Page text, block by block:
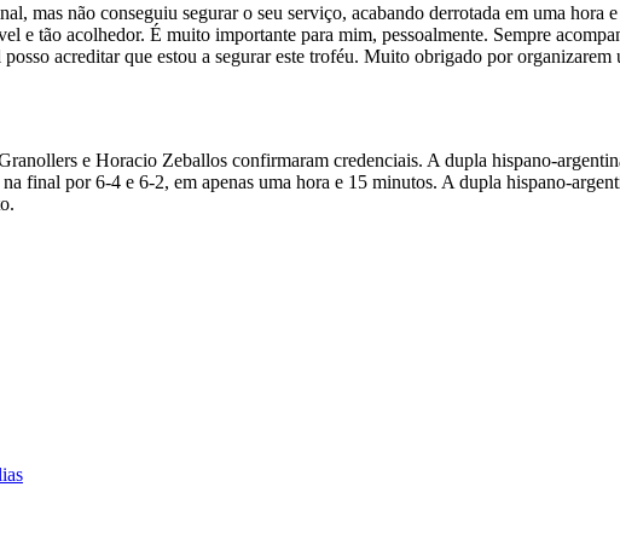
mas não conseguiu segurar o seu serviço, acabando derrotada em uma
e tão acolhedor. É muito importante para mim, pessoalmente. Sempre
acreditar que estou a segurar este troféu. Muito obrigado por
e Horacio Zeballos confirmaram credenciais. A dupla hispano-
na final por 6-4 e 6-2, em apenas uma hora e 15 minutos. A dupla hispano-